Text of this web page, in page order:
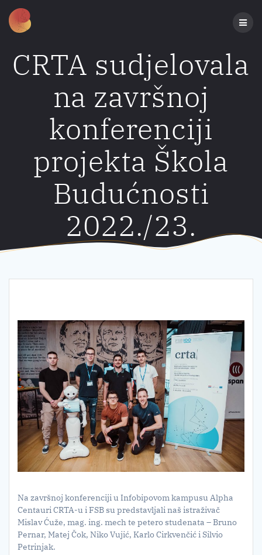
CRTA sudjelovala
na završnoj
konferenciji
projekta Škola
Budućnosti
2022./23.
Na završnoj konferenciji u Infobipovom kampusu Alpha
Centauri CRTA-u i FSB su predstavljali naš istraživač
Mislav Ćuže, mag. ing. mech te petero studenata – Bruno
Pernar, Matej Čok, Niko Vujić, Karlo Cirkvenčić i Silvio
Petrinjak.